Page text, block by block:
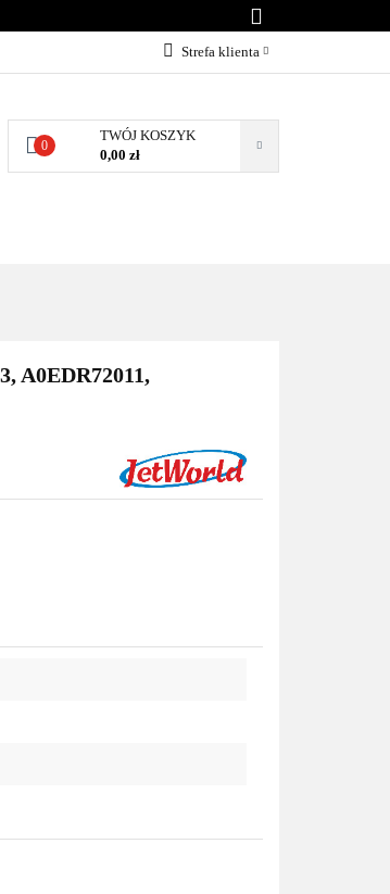
Strefa klienta
Załóż konto
0
TWÓJ KOSZYK
0,00 zł
A0EDR72011,